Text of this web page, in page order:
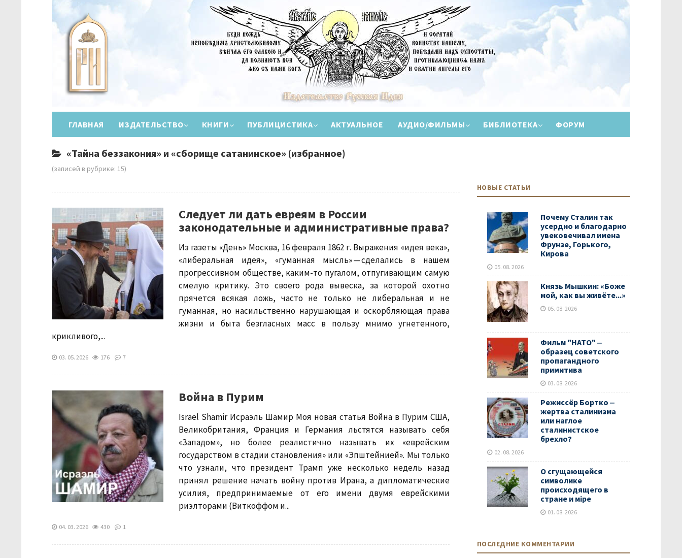
ГЛАВНАЯ ИЗДАТЕЛЬСТВО КНИГИ ПУБЛИЦИСТИКА АКТУАЛЬНОЕ АУДИО/ФИЛЬМЫ БИБЛИОТЕКА ФОРУМ
«Тайна беззакония» и «сборище сатанинское» (избранное)
(записей в рубрике: 15)
Следует ли дать евреям в России
законодательные и административные права?
Из газеты «День» Москва, 16 февраля 1862 г. Выражения «идея века»,
«либеральная идея», «гуманная мысль» — сделались в нашем
прогрессивном обществе, каким-то пугалом, отпугивающим самую
смелую критику. Это своего рода вывеска, за которой охотно
прячется всякая ложь, часто не только не либеральная и не
гуманная, но насильственно нарушающая и оскорбляющая права
жизни и быта безгласных масс в пользу мнимо угнетенного,
крикливого,...
03. 05. 2026 176 7
Война в Пурим
Israel Shamir Исраэль Шамир Моя новая статья Война в Пурим США,
Великобритания, Франция и Германия льстятся называть себя
«Западом», но более реалистично называть их «еврейским
государством в стадии становления» или «Эпштейнией». Мы только
что узнали, что президент Трамп уже несколько недель назад
принял решение начать войну против Ирана, а дипломатические
усилия, предпринимаемые от его имени двумя еврейскими
риэлторами (Виткоффом и...
04. 03. 2026 430 1
НОВЫЕ СТАТЬИ
Почему Сталин так
усердно и благодарно
увековечивал имена
Фрунзе, Горького,
Кирова
05. 08. 2026
Князь Мышкин: «Боже
мой, как вы живёте...»
05. 08. 2026
Фильм "НАТО" ‒
образец советского
пропагандного
примитива
03. 08. 2026
Режиссёр Бортко ‒
жертва сталинизма
или наглое
сталинистское
брехло?
02. 08. 2026
О сгущающейся
символике
происходящего в
стране и мiре
01. 08. 2026
ПОСЛЕДНИЕ КОММЕНТАРИИ